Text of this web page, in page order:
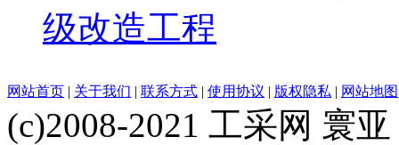
级改造工程
网站首页 | 关于我们 | 联系方式 | 使用协议 | 版权隐私 | 网站地图
(c)2008-2021 工采网 寰